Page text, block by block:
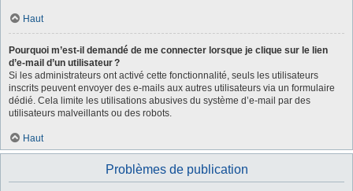
Haut
Pourquoi m’est-il demandé de me connecter lorsque je clique sur le lien
d’e-mail d’un utilisateur ?
Si les administrateurs ont activé cette fonctionnalité, seuls les utilisateurs
inscrits peuvent envoyer des e-mails aux autres utilisateurs via un formulaire
dédié. Cela limite les utilisations abusives du système d’e-mail par des
utilisateurs malveillants ou des robots.
Haut
Problèmes de publication